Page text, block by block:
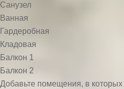
Санузел
Ванная
Гардеробная
Кладовая
Балкон 1
Балкон 2
Добавьте помещения, в